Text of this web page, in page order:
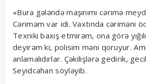
«Bura gələndə maşınımı cərimə
Cəriməm var idi. Vaxtında cəriməni
Texniki baxış etmirəm, ona görə
deyirəm ki, polisim məni qoruyur.
anlamalıdırlar. Çəkilişlərə gedirik,
Seyidcahan söyləyib.